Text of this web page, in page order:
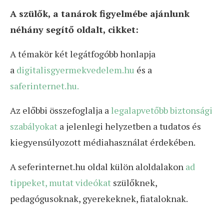
A szülők, a tanárok figyelmébe ajánlunk
néhány segítő oldalt, cikket:
A témakör két legátfogóbb honlapja
a digitalisgyermekvedelem.hu és a
saferinternet.hu.
Az előbbi összefoglalja a legalapvetőbb biztonsági
szabályokat a jelenlegi helyzetben a tudatos és
kiegyensúlyozott médiahasználat érdekében.
A seferinternet.hu oldal külön aloldalakon ad
tippeket, mutat videókat szülőknek,
pedagógusoknak, gyerekeknek, fiataloknak.